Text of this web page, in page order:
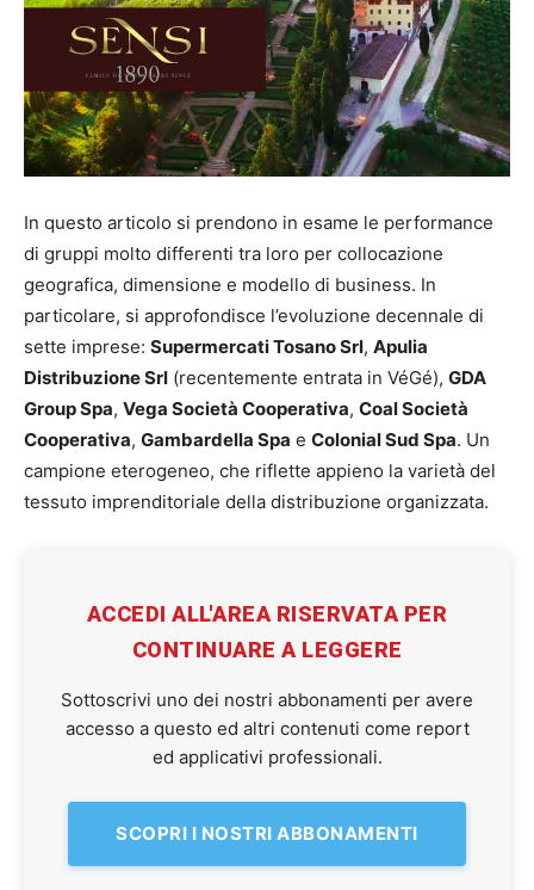
In questo articolo si prendono in esame le performance
di gruppi molto differenti tra loro per collocazione
geografica, dimensione e modello di business. In
particolare, si approfondisce l’evoluzione decennale di
sette imprese: Supermercati Tosano Srl, Apulia
Distribuzione Srl (recentemente entrata in VéGé), GDA
Group Spa, Vega Società Cooperativa, Coal Società
Cooperativa, Gambardella Spa e Colonial Sud Spa. Un
campione eterogeneo, che riflette appieno la varietà del
tessuto imprenditoriale della distribuzione organizzata.
ACCEDI ALL'AREA RISERVATA PER
CONTINUARE A LEGGERE
Sottoscrivi uno dei nostri abbonamenti per avere
accesso a questo ed altri contenuti come report
ed applicativi professionali.
SCOPRI I NOSTRI ABBONAMENTI